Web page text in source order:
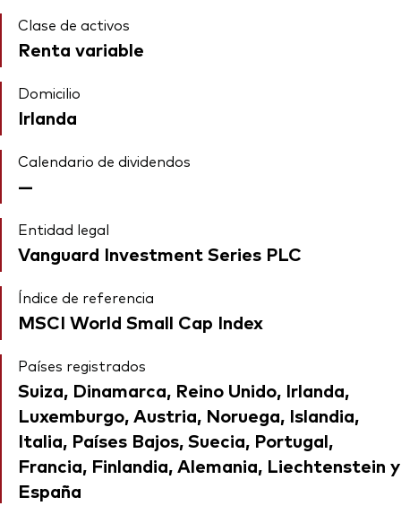
Clase de activos
Renta variable
Domicilio
Irlanda
Calendario de dividendos
—
Entidad legal
Vanguard Investment Series PLC
Índice de referencia
MSCI World Small Cap Index
Países registrados
Suiza, Dinamarca, Reino Unido, Irlanda,
Luxemburgo, Austria, Noruega, Islandia,
Italia, Países Bajos, Suecia, Portugal,
Francia, Finlandia, Alemania, Liechtenstein y
España